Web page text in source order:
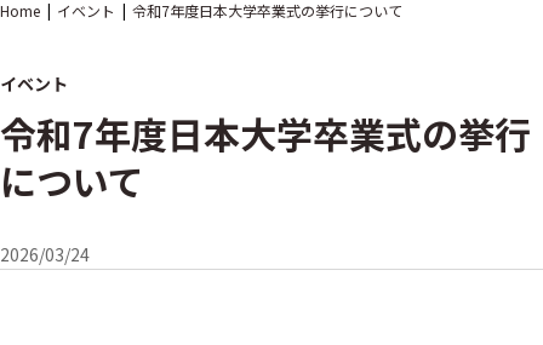
Home イベント 令和7年度日本大学卒業式の挙行について
イベント
令和7年度日本大学卒業式の挙行
について
2026/03/24